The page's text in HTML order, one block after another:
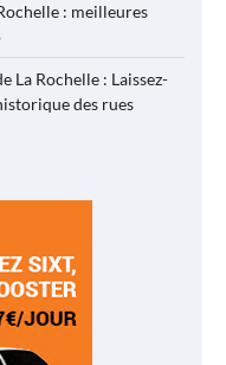
: meilleures
La Rochelle : Laissez-
des rues